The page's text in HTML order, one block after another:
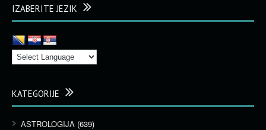
IZABERITE JEZIK
KATEGORIJE
ASTROLOGIJA (639)